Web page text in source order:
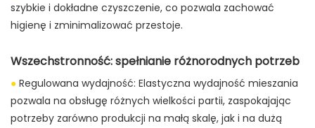
szybkie i dokładne czyszczenie, co pozwala zachować
higienę i zminimalizować przestoje.
Wszechstronność: spełnianie różnorodnych potrzeb
● Regulowana wydajność: Elastyczna wydajność mieszania
pozwala na obsługę różnych wielkości partii, zaspokajając
potrzeby zarówno produkcji na małą skalę, jak i na dużą